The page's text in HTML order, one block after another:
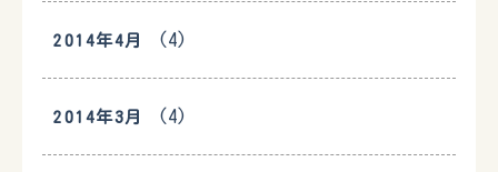
2014年4月 (4)
2014年3月 (4)